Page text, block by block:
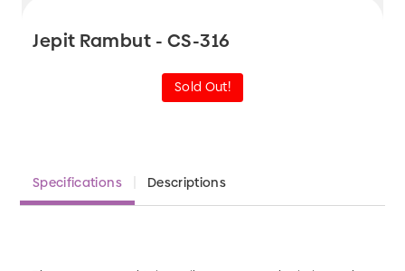
Jepit Rambut - CS-316
Sold Out!
Specifications Descriptions